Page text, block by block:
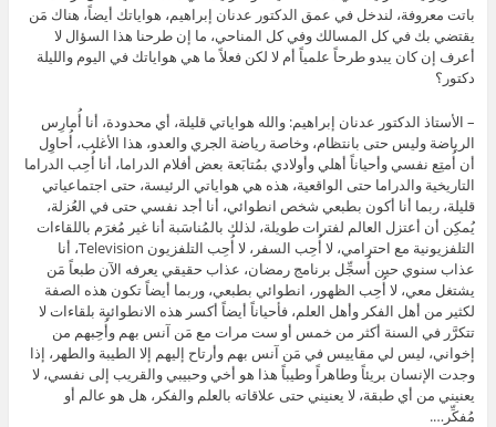
باتت معروفة، لندخل في عمق الدكتور عدنان إبراهيم، هواياتك أيضاً، هناك مَن
يقتضي بك في كل المسالك وفي كل المناحي، ما إن طرحنا هذا السؤال لا
أعرف إن كان يبدو طرحاً علمياً أم لا لكن فعلاً ما هي هواياتك في اليوم والليلة
دكتور؟
– الأستاذ الدكتور عدنان إبراهيم: والله هواياتي قليلة، أي محدودة، أنا أُمارِس
الرياضة وليس حتى بانتظام، وخاصة رياضة الجري والعدو، هذا الأغلب، أُحاوِل
أن أُمتِع نفسي وأحياناً أهلي وأولادي بمُتابَعة بعض أفلام الدراما، أنا أُحِب الدراما
التاريخية والدراما حتى الواقعية، هذه هي هواياتي الرئيسة، حتى اجتماعياتي
قليلة، ربما أنا أكون بطبعي شخص انطوائي، أنا أجد نفسي حتى في العُزلة،
يُمكِن أن أعتزل العالم لفترات طويلة، لذلك بالمُناسَبة أنا غير مُغرَم باللقاءات
التلفزيونية مع احترامي، لا أُحِب السفر، لا أُحِب التلفزيون Television، أنا
عذاب سنوي حين أُسجِّل برنامج رمضان، عذاب حقيقي يعرفه الآن طبعاً مَن
يشتغل معي، لا أُحِب الظهور، انطوائي بطبعي، وربما أيضاً تكون هذه الصفة
لكثير من أهل الفكر وأهل العلم، فأحياناً أيضاً أكسر هذه الانطوائية بلقاءات لا
تتكرَّر في السنة أكثر من خمس أو ست مرات مع مَن آنس بهم وأُحِبهم من
إخواني، ليس لي مقاييس في مَن آنس بهم وأرتاح إليهم إلا الطيبة والطهر، إذا
وجدت الإنسان بريئاً وطاهراً وطيباً هذا هو أخي وحبيبي والقريب إلى نفسي، لا
يعنيني من أي طبقة، لا يعنيني حتى علاقاته بالعلم والفكر، هل هو عالم أو
مُفكِّر….